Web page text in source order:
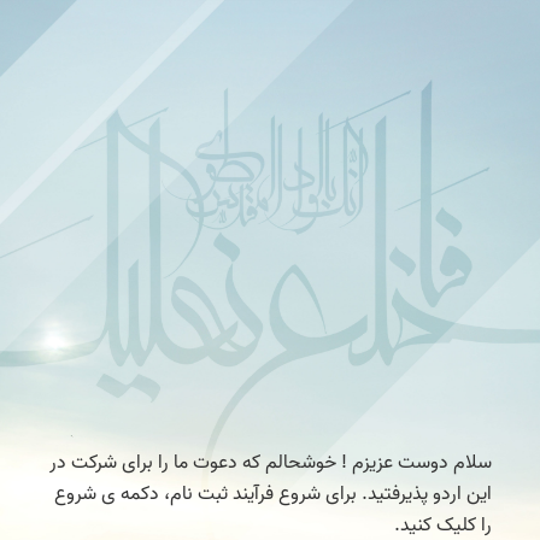
سلام دوست عزیزم ! خوشحالم که دعوت ما را برای شرکت در
این اردو پذیرفتید. برای شروع فرآیند ثبت نام، دکمه ی شروع
را کلیک کنید.